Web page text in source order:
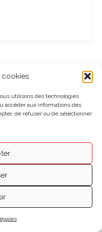
cookies
utilisons des technologies
accéder aux informations des
de refuser ou de sélectionner